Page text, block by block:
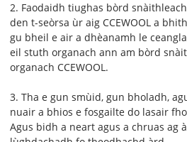
2. Faodaidh tiughas bòrd
den t-seòrsa ùr aig CCEWOOL a
gu bheil e air a dhèanamh le
eil stuth organach ann am bòrd
organach CCEWOOL.
3. Tha e gun smùid, gun bholadh,
nuair a bhios e fosgailte do lasair
Agus bidh a neart agus a chruas ag